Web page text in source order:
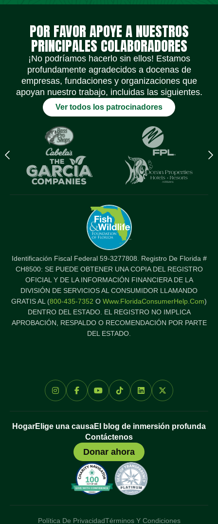
POR FAVOR APOYE A NUESTROS
PRINCIPALES COLABORADORES
¡No podríamos hacerlo sin ellos! Estamos
profundamente agradecidos a docenas de
empresas, fundaciones y organizaciones que
apoyan nuestro trabajo, incluidas las siguientes.
Ver todos los patrocinadores
Previous
logo
Identificación Fiscal Federal 59-3277808. Registro De Florida #
CH8500: SE PUEDE OBTENER UNA COPIA DEL REGISTRO
OFICIAL Y DE LA INFORMACIÓN FINANCIERA DE LA
DIVISIÓN DE SERVICIOS AL CONSUMIDOR LLAMANDO
GRATIS AL (800-435-7352 O Www.FloridaConsumerHelp.com)
DENTRO DEL ESTADO. EL REGISTRO NO IMPLICA
APROBACIÓN, RESPALDO O RECOMENDACIÓN POR PARTE
DEL ESTADO.
Iconos de redes socialesIconos de redes socialesIconos de redes socialesIconos de redes socialesIconos de redes socialesIconos de redes sociales
HogarElige una causaEl blog de inmersión profunda
Contáctenos
Donar ahora
Política De PrivacidadTérminos Y Condiciones